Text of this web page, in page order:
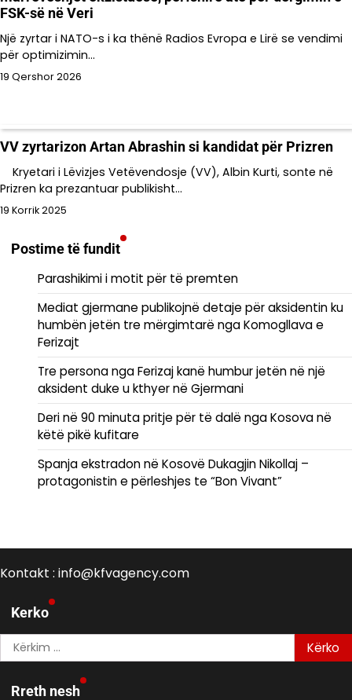
FSK-së në Veri
Një zyrtar i NATO-s i ka thënë Radios Evropa e Lirë se vendimi
për optimizimin…
19 Qershor 2026
VV zyrtarizon Artan Abrashin si kandidat për Prizren
Kryetari i Lëvizjes Vetëvendosje (VV), Albin Kurti, sonte në
Prizren ka prezantuar publikisht…
19 Korrik 2025
Postime të fundit
Parashikimi i motit për të premten
Mediat gjermane publikojnë detaje për aksidentin ku
humbën jetën tre mërgimtarë nga Komogllava e
Ferizajt
Tre persona nga Ferizaj kanë humbur jetën në një
aksident duke u kthyer në Gjermani
Deri në 90 minuta pritje për të dalë nga Kosova në
këtë pikë kufitare
Spanja ekstradon në Kosovë Dukagjin Nikollaj –
protagonistin e përleshjes te “Bon Vivant”
Kontakt : info@kfvagency.com
Kerko
Kërko
për:
Rreth nesh